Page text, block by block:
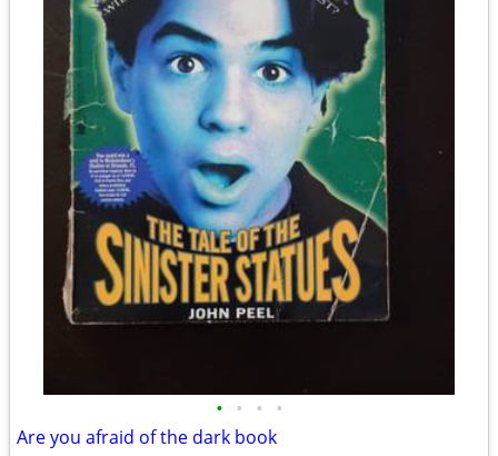
• • • •
Are you afraid of the dark book